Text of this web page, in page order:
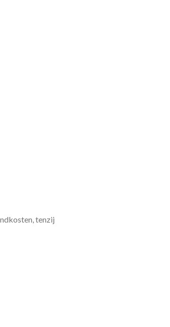
tenzij